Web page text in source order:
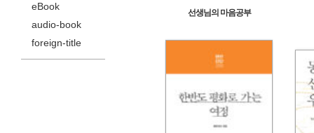
선생님의 마음공부
eBook
audio-book
foreign-title